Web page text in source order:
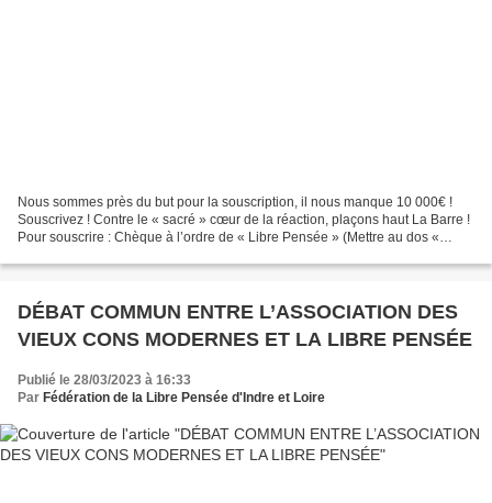
Nous sommes près du but pour la souscription, il nous manque 10 000€ !
Souscrivez ! Contre le « sacré » cœur de la réaction, plaçons haut La Barre !
Pour souscrire : Chèque à l’ordre de « Libre Pensée » (Mettre au dos «
DÉBAT COMMUN ENTRE L’ASSOCIATION DES
VIEUX CONS MODERNES ET LA LIBRE PENSÉE
Publié le 28/03/2023 à 16:33
Par Fédération de la Libre Pensée d'Indre et Loire